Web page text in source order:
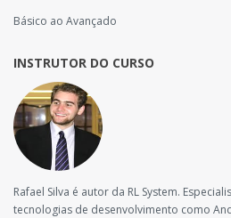
Básico ao Avançado
INSTRUTOR DO CURSO
Rafael Silva é autor da RL System.
tecnologias de desenvolvimento como